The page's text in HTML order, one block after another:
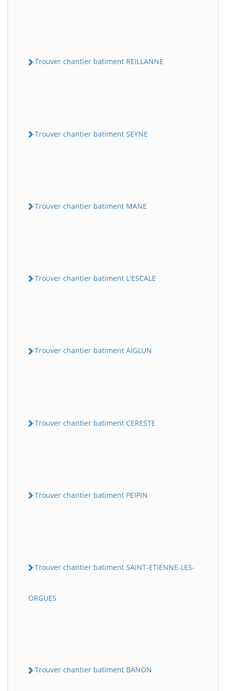
Trouver chantier batiment REILLANNE
Trouver chantier batiment SEYNE
Trouver chantier batiment MANE
Trouver chantier batiment L'ESCALE
Trouver chantier batiment AIGLUN
Trouver chantier batiment CERESTE
Trouver chantier batiment PEIPIN
Trouver chantier batiment SAINT-ETIENNE-LES-
ORGUES
Trouver chantier batiment BANON